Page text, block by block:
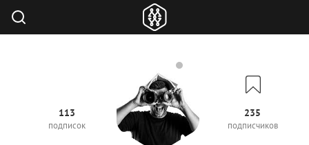
113
подписок
235
подписчиков